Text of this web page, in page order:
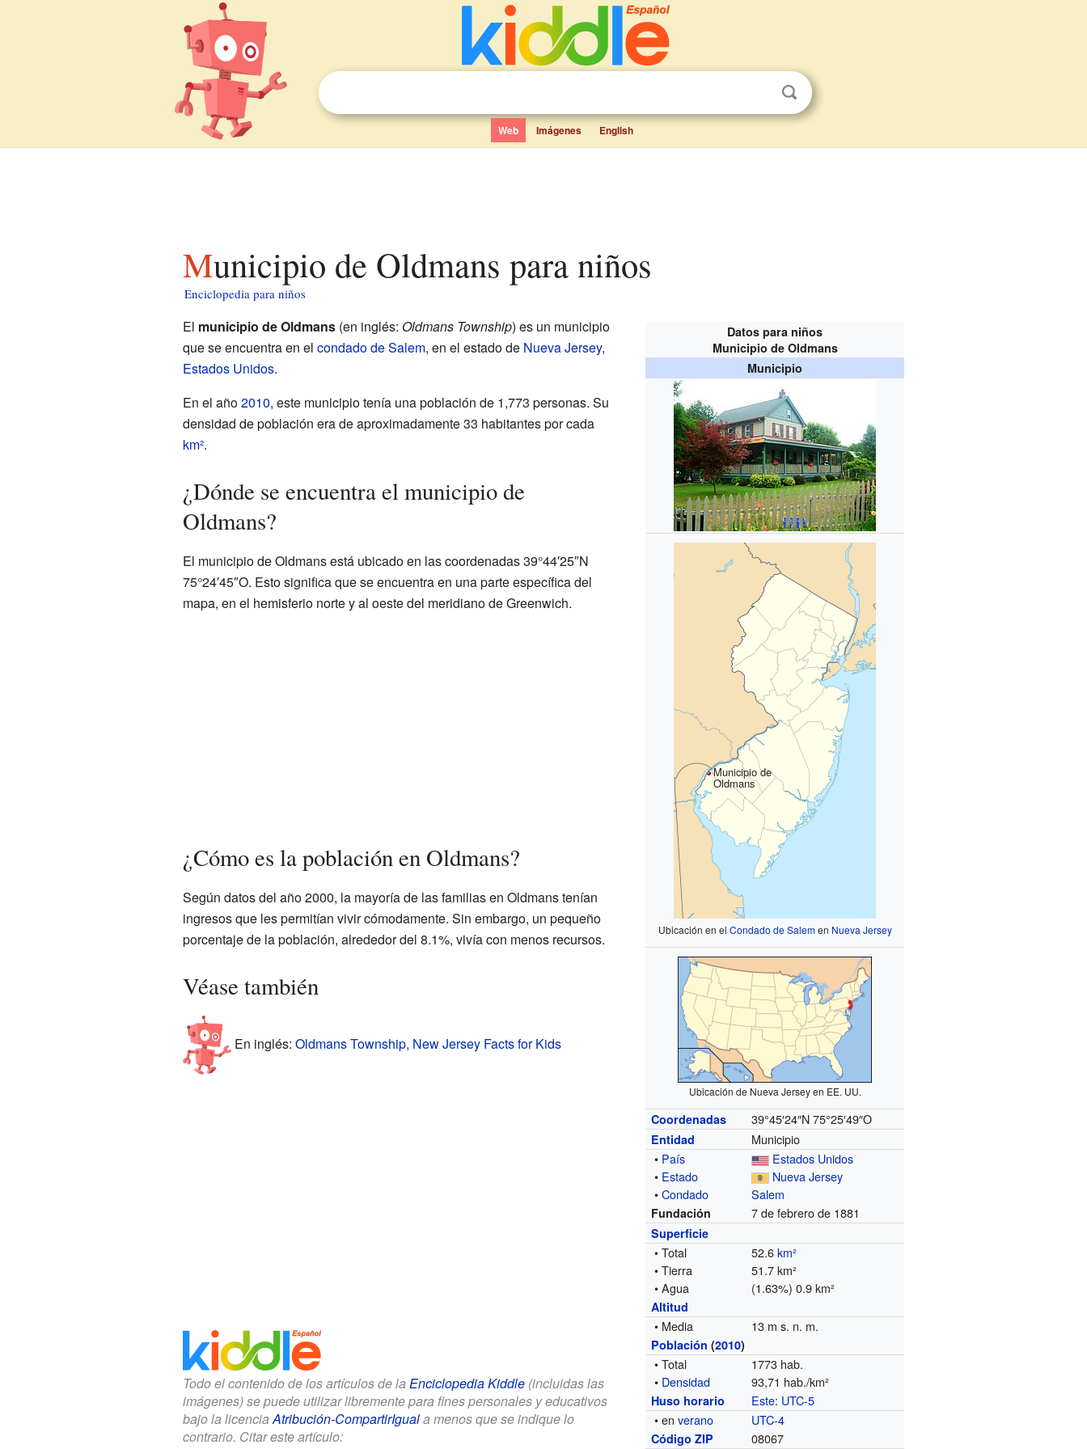
Web Imágenes English
Municipio de Oldmans para niños
Enciclopedia para niños
Datos para niños
Municipio de Oldmans
Municipio
Municipio de
Oldmans
Ubicación en el Condado de Salemen Nueva Jersey
Ubicación de Nueva Jersey en EE. UU.
Coordenadas 39°45′24″N 75°25′49″O
Entidad
Municipio
• País
Estados Unidos
• Estado
Nueva Jersey
•Condado Salem
Fundación 7 de febrero de 1881
Superficie
• Total 52.6km²
• Tierra
51.7 km²
• Agua
(1.63%) 0.9 km²
Altitud
• Media 13 m s. n. m.
Población (2010)
• Total
1773 hab.
• Densidad 93,71 hab./km²
Huso horario Este: UTC-5
• enverano UTC-4
Código ZIP 08067
El municipio de Oldmans(en inglés: Oldmans Township) es un municipio
que se encuentra en el condado de Salem, en el estado de Nueva Jersey,
Estados Unidos.
En el año2010, este municipio tenía una población de 1,773 personas. Su
densidad de población era de aproximadamente 33 habitantes por cada
km².
¿Dónde se encuentra el municipio de
Oldmans?
El municipio de Oldmans está ubicado en las coordenadas 39°44′25″N
75°24′45″O. Esto significa que se encuentra en una parte específica del
mapa, en el hemisferio norte y al oeste del meridiano de Greenwich.
¿Cómo es la población en Oldmans?
Según datos del año 2000, la mayoría de las familias en Oldmans tenían
ingresos que les permitían vivir cómodamente. Sin embargo, un pequeño
porcentaje de la población, alrededor del 8.1%, vivía con menos recursos.
Véase también
En inglés: Oldmans Township, New Jersey Facts for Kids
Todo el contenido de los artículos de la Enciclopedia Kiddle(incluidas las
imágenes) se puede utilizar libremente para fines personales y educativos
bajo la licenciaAtribución-CompartirIguala menos que se indique lo
contrario. Citar este artículo: